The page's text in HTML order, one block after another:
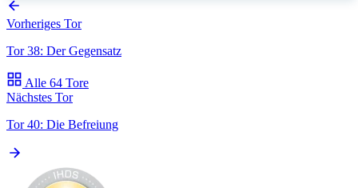
Vorheriges Tor
Tor 38: Der Gegensatz
Alle 64 Tore
Nächstes Tor
Tor 40: Die Befreiung